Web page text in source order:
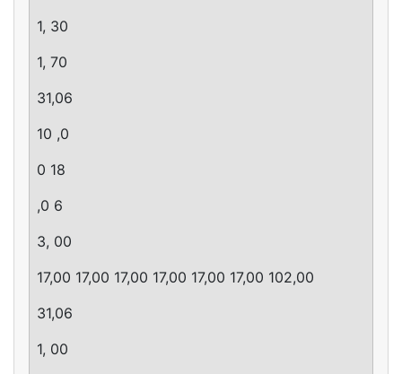
1, 30
1, 70
31,06
10 ,0
0 18
,0 6
3, 00
17,00 17,00 17,00 17,00 17,00 17,00 102,00
31,06
1, 00